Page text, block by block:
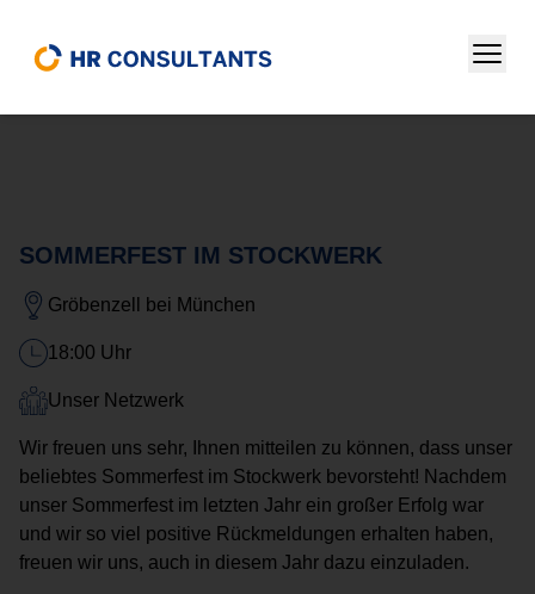
Home / Events / Sommerfest im Stockwerk
SOMMERFEST IM STOCKWERK
Gröbenzell bei München
18:00 Uhr
Unser Netzwerk
Wir freuen uns sehr, Ihnen mitteilen zu können, dass unser
beliebtes Sommerfest im Stockwerk bevorsteht! Nachdem
unser Sommerfest im letzten Jahr ein großer Erfolg war
und wir so viel positive Rückmeldungen erhalten haben,
freuen wir uns, auch in diesem Jahr dazu einzuladen.